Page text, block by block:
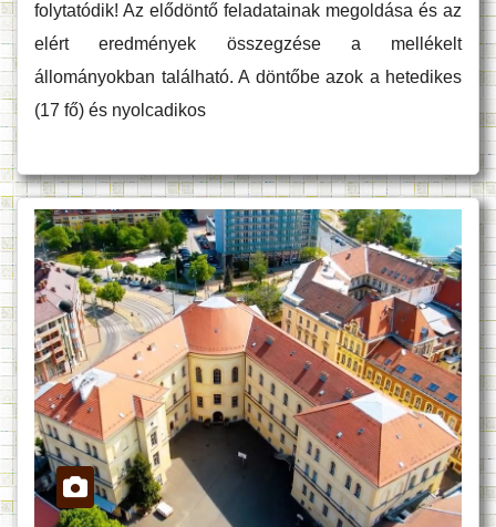
folytatódik! Az elődöntő feladatainak megoldása és az
elért eredmények összegzése a mellékelt
állományokban található. A döntőbe azok a hetedikes
(17 fő) és nyolcadikos